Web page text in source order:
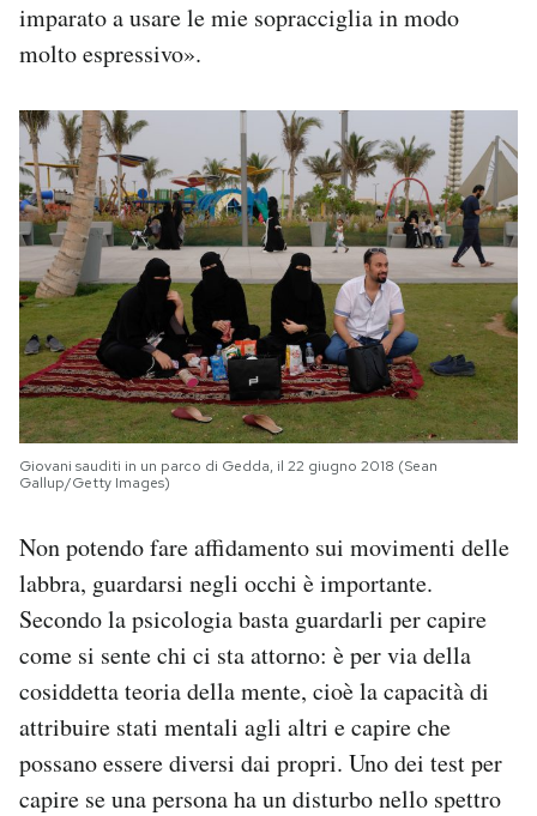
imparato a usare le mie sopracciglia in modo
molto espressivo».
Giovani sauditi in un parco di Gedda, il 22 giugno 2018 (Sean
Gallup/Getty Images)
Non potendo fare affidamento sui movimenti delle
labbra, guardarsi negli occhi è importante.
Secondo la psicologia basta guardarli per capire
come si sente chi ci sta attorno: è per via della
cosiddetta teoria della mente, cioè la capacità di
attribuire stati mentali agli altri e capire che
possano essere diversi dai propri. Uno dei test per
capire se una persona ha un disturbo nello spettro